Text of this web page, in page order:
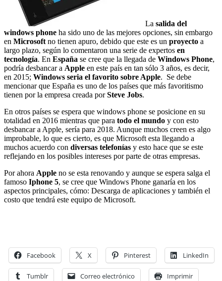
La salida del
windows phone ha sido uno de las mejores opciones, sin embargo
en Microsoft no tienen apuro, debido que este es un proyecto a
largo plazo, según lo comentaron una serie de expertos en
tecnología. En España se cree que la llegada de Windows Phone,
podría desbancar a Apple en este país en tan sólo 3 años, es decir,
en 2015; Windows seria el favorito sobre Apple. Se debe
mencionar que España es uno de los países que más favoritismo
tienen por la empresa creada porSteve Jobs.
En otros países se espera que windows phone se posicione en su
totalidad en 2016 mientras que para todo el mundo y con esto
desbancar a Apple, sería para 2018. Aunque muchos creen es algo
improbable, lo que es cierto, es que Microsoft esta llegando a
muchos acuerdo con diversas telefonías y esto hace que se este
reflejando en los posibles intereses por parte de otras empresas.
Por ahora Apple no se esta renovando y aunque se espera salga el
famoso Iphone 5, se cree que Windows Phone ganaría en los
aspectos principales, cómo: Descarga de aplicaciones y también el
costo que tendrá este equipo de Microsoft.
Facebook X Pinterest LinkedIn
Tumblr Correo electrónico Imprimir